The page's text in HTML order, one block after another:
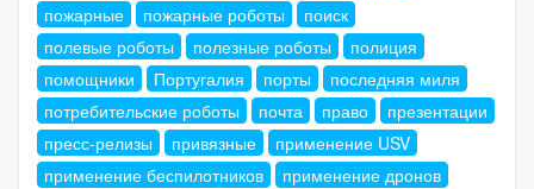
пожарные
пожарные роботы
поиск
полевые роботы
полезные роботы
полиция
помощники
Португалия порты
последняя миля
потребительские роботы
почта право
презентации
пресс-релизы
привязные
применение USV
применение беспилотников
применение дронов